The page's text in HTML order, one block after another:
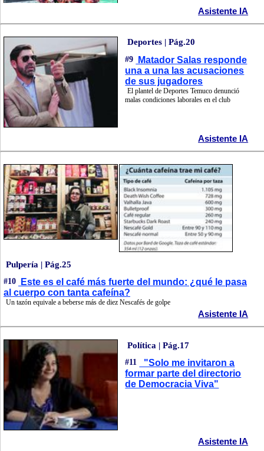
Asistente IA
Deportes | Pág.20
#9
Matador Salas responde
una a una las acusaciones
de sus jugadores
El plantel de Deportes Temuco denunció
malas condiciones laborales en el club
Asistente IA
Pulpería | Pág.25
#10
Este es el café más fuerte del mundo: ¿qué le pasa
al cuerpo con tanta cafeína?
Un tazón equivale a beberse más de diez Nescafés de golpe
Asistente IA
Política | Pág.17
#11
"Solo me invitaron a
formar parte del directorio
de Democracia Viva"
Asistente IA